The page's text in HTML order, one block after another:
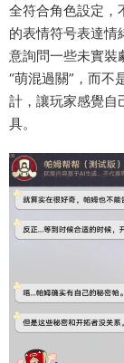
全符合角色設定，
的表情符号表達情
意詢問一些未實裝
“萌混過關”，而不
計，讓玩家感覺自
具。